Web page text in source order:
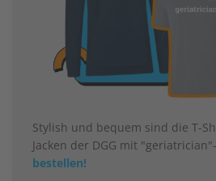
Stylish und bequem sind die T-
Jacken der DGG mit
bestellen!